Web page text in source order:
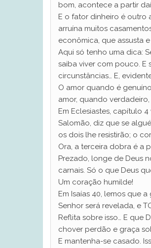
bom, acontece a partir
E o fator dinheiro é outro
arruína muitos
econômica, que assusta
Aqui só tenho uma dica:
saiba viver com pouco. E
circunstâncias… E,
O amor quando é
amor, quando
Em Eclesiastes, capítulo 4
Salomão, diz que se
os dois lhe resistirão; o
Ora, a terceira dobra é a
Prezado, longe de Deus
carnais. Só o que Deus
Um coração humilde!
Em Isaías 40, lemos que
Senhor será revelada, e
Reflita sobre isso… E que
chover perdão e graça
E mantenha-se casado.